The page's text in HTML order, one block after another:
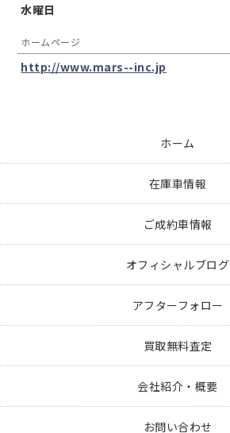
水曜日
ホームページ
http://www.mars--inc.jp
ホーム
在庫車情報
ご成約車情報
オフィシャルブログ
アフターフォロー
買取無料査定
会社紹介・概要
お問い合わせ